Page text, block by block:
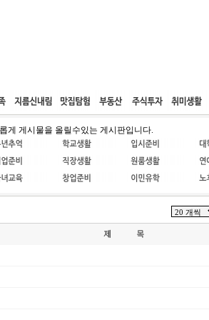
웹호스팅 공동구매 고객센터
게 게시물을 올릴수있는 게시판입니다.